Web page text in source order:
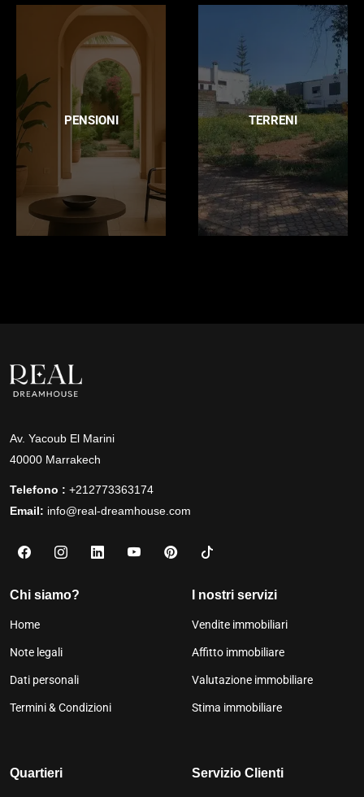
PENSIONI TERRENI
Av. Yacoub El Marini
40000 Marrakech
Telefono : +212773363174
Email: info@real-dreamhouse.com
Chi siamo?
Home
Note legali
Dati personali
Termini & Condizioni
I nostri servizi
Vendite immobiliari
Affitto immobiliare
Valutazione immobiliare
Stima immobiliare
Quartieri Servizio Clienti